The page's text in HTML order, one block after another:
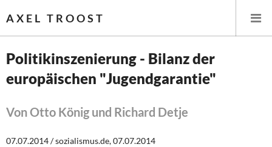
AXEL TROOST
Startseite
Themen
Leitlinien linker Wirtschafts- und Finanzpolitik
Politikinszenierung - Bilanz der
europäischen "Jugendgarantie"
Von Otto König und Richard Detje
07.07.2014 / sozialismus.de, 07.07.2014